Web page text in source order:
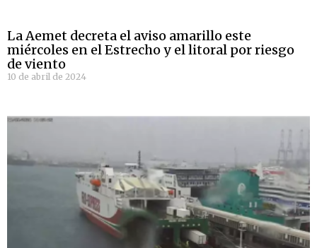
La Aemet decreta el aviso amarillo este
miércoles en el Estrecho y el litoral por riesgo
de viento
10 de abril de 2024